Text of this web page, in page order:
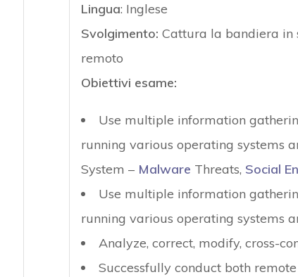
Lingua: Inglese
Svolgimento: Cattura la bandiera in
remoto
Obiettivi esame:
Use multiple information
running various operating systems
System – Malware Threats, Social
Use multiple information
running various operating systems
Analyze, correct, modify, cross-
Successfully conduct both